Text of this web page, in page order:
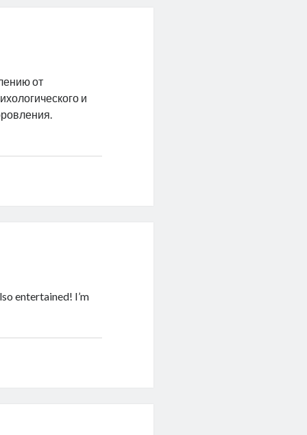
от
и
entertained! I’m